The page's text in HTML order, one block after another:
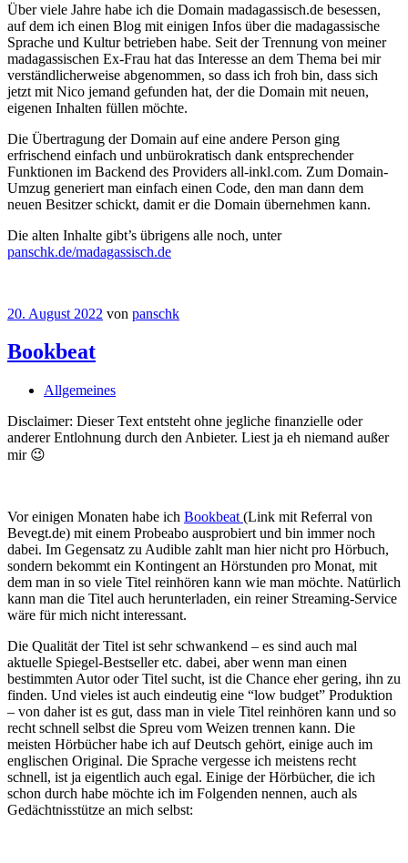
Über viele Jahre habe ich die Domain madagassisch.de besessen,
auf dem ich einen Blog mit einigen Infos über die madagassische
Sprache und Kultur betrieben habe. Seit der Trennung von meiner
madagassischen Ex-Frau hat das Interesse an dem Thema bei mir
verständlicherweise abgenommen, so dass ich froh bin, dass sich
jetzt mit Nico jemand gefunden hat, der die Domain mit neuen,
eigenen Inhalten füllen möchte.
Die Übertragung der Domain auf eine andere Person ging
erfrischend einfach und unbürokratisch dank entsprechender
Funktionen im Backend des Providers all-inkl.com. Zum Domain-
Umzug generiert man einfach einen Code, den man dann dem
neuen Besitzer schickt, damit er die Domain übernehmen kann.
Die alten Inhalte gibt’s übrigens alle noch, unter
panschk.de/madagassisch.de
20. August 2022 von panschk
Bookbeat
Allgemeines
Disclaimer: Dieser Text entsteht ohne jegliche finanzielle oder
anderer Entlohnung durch den Anbieter. Liest ja eh niemand außer
mir 😉
Vor einigen Monaten habe ich Bookbeat (Link mit Referral von
Bevegt.de) mit einem Probeabo ausprobiert und bin immer noch
dabei. Im Gegensatz zu Audible zahlt man hier nicht pro Hörbuch,
sondern bekommt ein Kontingent an Hörstunden pro Monat, mit
dem man in so viele Titel reinhören kann wie man möchte. Natürlich
kann man die Titel auch herunterladen, ein reiner Streaming-Service
wäre für mich nicht interessant.
Die Qualität der Titel ist sehr schwankend – es sind auch mal
aktuelle Spiegel-Bestseller etc. dabei, aber wenn man einen
bestimmten Autor oder Titel sucht, ist die Chance eher gering, ihn zu
finden. Und vieles ist auch eindeutig eine “low budget” Produktion
– von daher ist es gut, dass man in viele Titel reinhören kann und so
recht schnell selbst die Spreu vom Weizen trennen kann. Die
meisten Hörbücher habe ich auf Deutsch gehört, einige auch im
englischen Original. Die Sprache vergesse ich meistens recht
schnell, ist ja eigentlich auch egal. Einige der Hörbücher, die ich
schon durch habe möchte ich im Folgenden nennen, auch als
Gedächtnisstütze an mich selbst: